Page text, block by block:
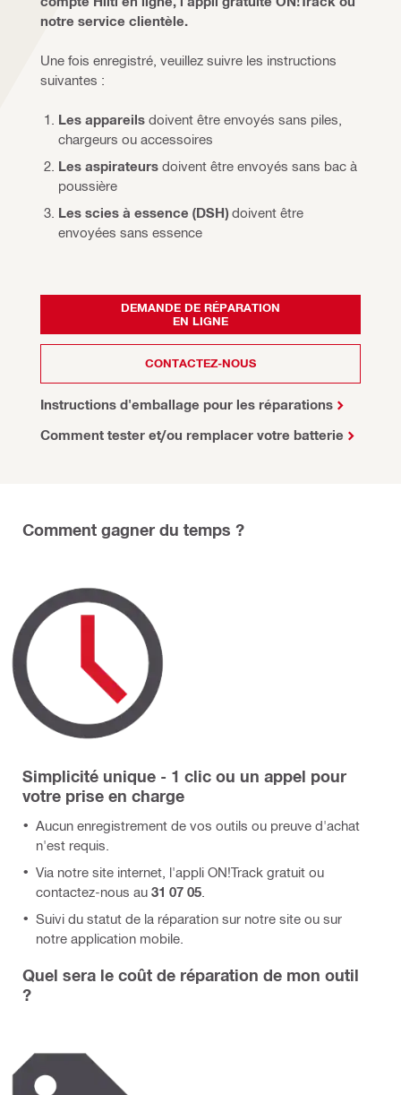
notre service clientèle.
Une fois enregistré, veuillez suivre les instructions
suivantes :
Les appareils doivent être envoyés sans piles,
chargeurs ou accessoires
Les aspirateurs doivent être envoyés sans bac à
poussière
Les scies à essence (DSH) doivent être
envoyées sans essence
DEMANDE DE RÉPARATION
EN LIGNE
CONTACTEZ-NOUS
Instructions d'emballage pour les réparations
Comment tester et/ou remplacer votre batterie
Comment gagner du temps ?
Simplicité unique - 1 clic ou un appel pour
votre prise en charge
Aucun enregistrement de vos outils ou preuve d'achat
n'est requis.
Via notre site internet, l'appli ON!Track gratuit ou
contactez-nous au 31 07 05
Suivi du statut de la réparation sur notre site ou sur
notre application mobile.
Quel sera le coût de réparation de mon outil
?